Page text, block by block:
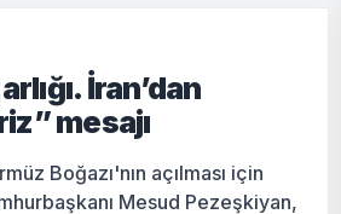
İran’dan
mesajı
Boğazı'nın açılması için
Mesud Pezeşkiyan,